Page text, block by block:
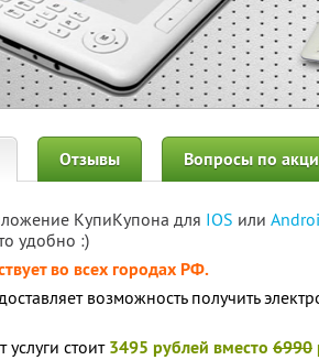
Отзывы Вопросы по
КупиКупона для IOS или
удобно :)
во всех городах РФ.
возможность получить
услуги стоит3495 рублей вместо 6990